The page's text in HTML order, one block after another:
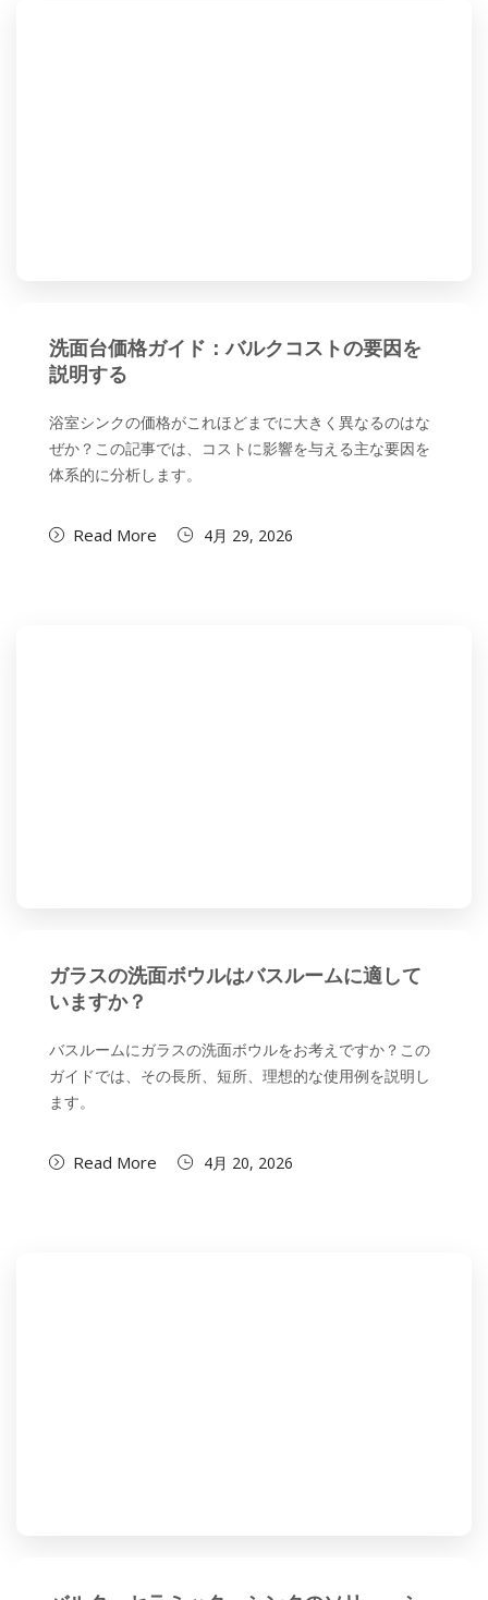
洗面台価格ガイド：バルクコストの要因を
説明する
浴室シンクの価格がこれほどまでに大きく異なるのはな
ぜか？この記事では、コストに影響を与える主な要因を
体系的に分析します。
Read More 4月 29, 2026
ガラスの洗面ボウルはバスルームに適して
いますか？
バスルームにガラスの洗面ボウルをお考えですか？この
ガイドでは、その長所、短所、理想的な使用例を説明し
ます。
Read More 4月 20, 2026